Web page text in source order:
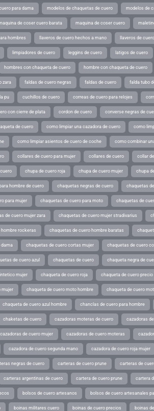
para dama modelos de chaquetas de cuero modelos de
de coser cuero barata maquina de coser cuero
hombres llaveros de cuero hechos a mano llaveros de
limpiadores de cuero leggins de cuero latigos de cuero
hombres con chaqueta de cuero hombre con chaqueta de cuero
zara faldas de cuero negras faldas de cuero falda tubo
pu cuchillos de cuero correas de cuero para relojes
con cierre de plata cordon de cuero converse negras de
de cuero como limpiar una cazadora de cuero como
como limpiar asientos de cuero de coche como combinar
collares de cuero para mujer collares de cuero collar
chupa de cuero roja chupa de cuero mujer chupa
hombre de cuero chaquetas negras de cuero chaquetas
para mujer chaquetas de cuero para moto chaquetas de
de cuero mujer zara chaquetas de cuero mujer stradivarius
rockeras chaquetas de cuero hombre baratas
dama chaquetas de cuero cortas mujer chaquetas de cuero
de cuero azul chaquetas de cuero chaqueta negra de
mujer chaqueta de cuero roja chaqueta de cuero precio
mujer chaqueta de cuero moto hombre chaqueta de cuero
chaqueta de cuero azul hombre chanclas de cuero para hombre
chaketas de cuero cazadoras moteras de cuero cazadoras
cazadoras de cuero mujer cazadoras de cuero moteras
cazadora de cuero segunda mano cazadora de cuero roja mujer
negras de cuero carteras de cuero prune carteras de
carteras argentinas de cuero cartera de cuero prune cartera
bolsos de cuero artesanos bolsos de cuero artesanales
boinas militares cuero boinas de cuero precios boinas